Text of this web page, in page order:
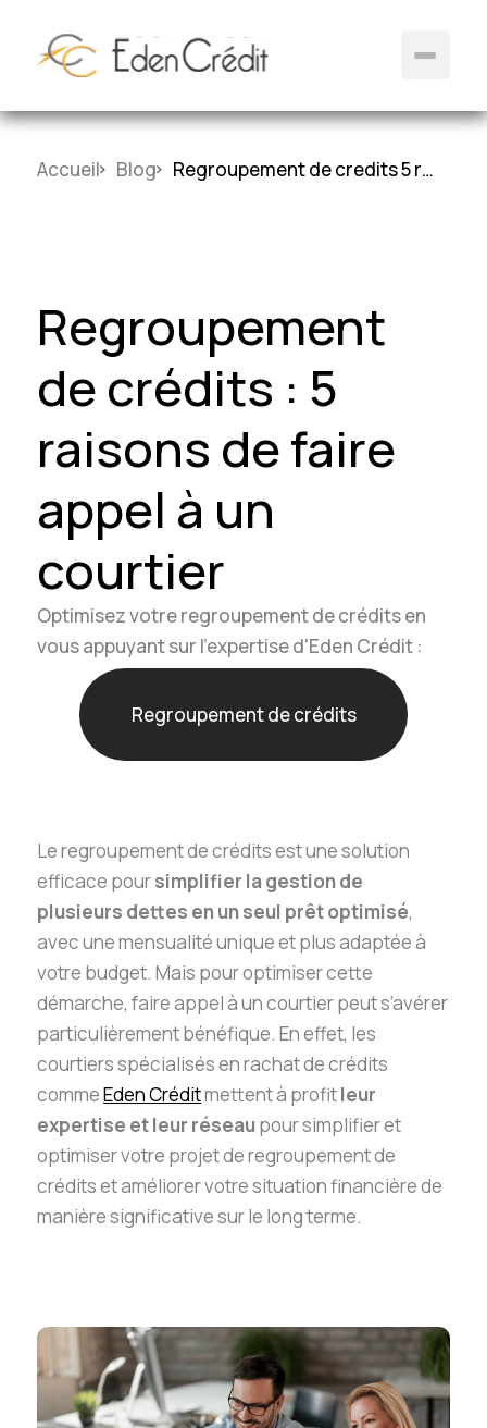
Accueil Blog Regroupement de credits 5 raisons de faire appel a un courtier
Regroupement
de crédits : 5
raisons de faire
appel à un
courtier
Optimisez votre regroupement de crédits en
vous appuyant sur l'expertise d'Eden Crédit :
Regroupement de crédits
Le regroupement de crédits est une solution
efficace poursimplifier la gestion de
plusieurs dettes en un seul prêt optimisé,
avec une mensualité unique et plus adaptée à
votre budget. Mais pour optimiser cette
démarche, faire appel à un courtier peut s’avérer
particulièrement bénéfique. En effet, les
courtiers spécialisés en rachat de crédits
commeEden Créditmettent à profitleur
expertise et leur réseau pour simplifier et
optimiser votre projet de regroupement de
crédits et améliorer votre situation financière de
manière significative sur le long terme.